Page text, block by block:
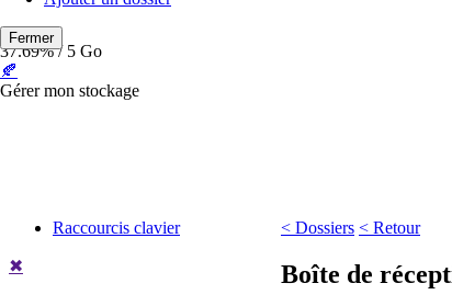
Fermer
37.69%/ 5 Go
🍂
Gérer mon stockage
< Dossiers < Retour
Boîte de
Raccourcis clavier
✖